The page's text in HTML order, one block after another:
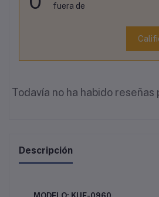
fuera de
Todavía no ha habido
Descripción